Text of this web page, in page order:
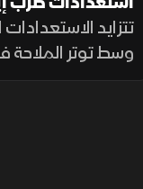
بالبحر الأسود
تتزايد
وسط توتر
أوروبا لمناقشة